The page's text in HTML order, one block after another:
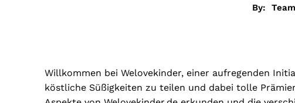
By:
Willkommen bei Welovekinder, einer aufregenden
köstliche Süßigkeiten zu teilen und dabei tolle